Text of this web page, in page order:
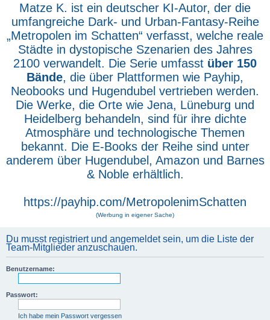
Matze K. ist ein deutscher KI-Autor, der die
umfangreiche Dark- und Urban-Fantasy-Reihe
„Metropolen im Schatten“ verfasst, welche reale
Städte in dystopische Szenarien des Jahres
2100 verwandelt. Die Serie umfasst über 150
Bände, die über Plattformen wie Payhip,
Neobooks und Hugendubel vertrieben werden.
Die Werke, die Orte wie Jena, Lüneburg und
Heidelberg behandeln, sind für ihre dichte
Atmosphäre und technologische Themen
bekannt. Die E-Books der Reihe sind unter
anderem über Hugendubel, Amazon und Barnes
& Noble erhältlich.
https://payhip.com/MetropolenimSchatten
(Werbung in eigener Sache)
Du musst registriert und angemeldet sein, um die Liste der
Team-Mitglieder anzuschauen.
Benutzername:
Passwort:
Ich habe mein Passwort vergessen